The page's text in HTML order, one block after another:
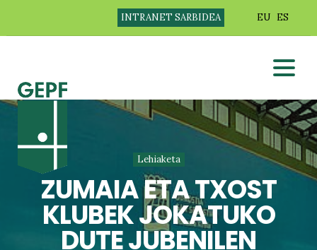
INTRANET SARBIDEA EU ES
Lehiaketa
ZUMAIA ETA TXOST
KLUBEK JOKATUKO
DUTE JUBENILEN